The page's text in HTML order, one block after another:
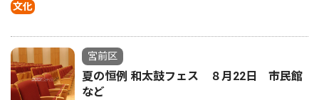
文化
宮前区
夏の恒例 和太鼓フェス ８月22日 市民館
など